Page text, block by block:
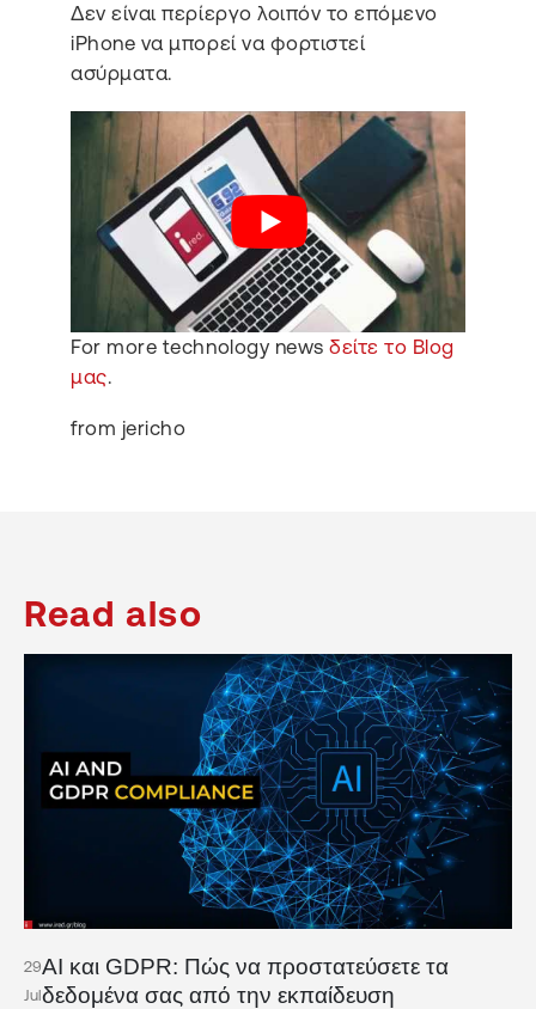
Δεν είναι περίεργο λοιπόν το επόμενο
iPhone να μπορεί να φορτιστεί
ασύρματα.
For more technology newsδείτε το Blog
μας.
from jericho
Read also
29
Jul
AI και GDPR: Πώς να προστατεύσετε τα
δεδομένα σας από την εκπαίδευση